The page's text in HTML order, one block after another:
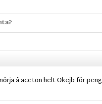
å aceton helt Okejb för